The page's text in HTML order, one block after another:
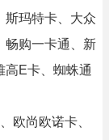
斯玛特卡、大众
畅购一卡通、新
高E卡、蜘蛛通
欧尚欧诺卡、